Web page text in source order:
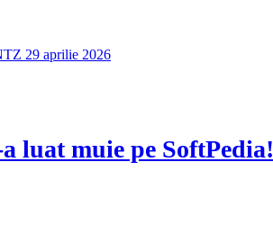
29 aprilie 2026
luat muie pe SoftPedia!